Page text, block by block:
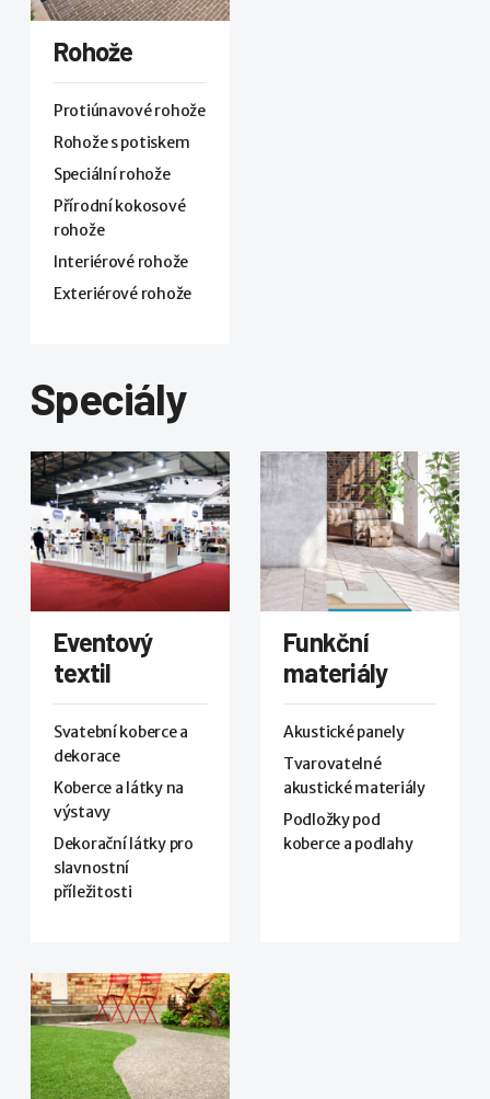
Rohože
Protiúnavové rohože
Rohože s potiskem
Speciální rohože
Přírodní kokosové
rohože
Interiérové rohože
Exteriérové rohože
Speciály
Eventový
textil
Svatební koberce a
dekorace
Koberce a látky na
výstavy
Dekorační látky pro
slavnostní
příležitosti
Funkční
materiály
Akustické panely
Tvarovatelné
akustické materiály
Podložky pod
koberce a podlahy